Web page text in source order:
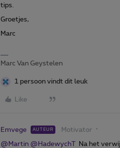
tips.
Groetjes,
Marc
Marc Van Geystelen
1 persoon vindt dit leuk
Like
Emvege AUTEUR Motivator
@Martin @HadewychT Na het